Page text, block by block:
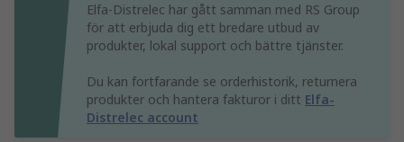
Elfa-Distrelec har gått samman med RS Group
för att erbjuda dig ett bredare utbud av
produkter, lokal support och bättre tjänster.
Du kan fortfarande se orderhistorik, returnera
produkter och hantera fakturor i ditt Elfa-
Distrelec account